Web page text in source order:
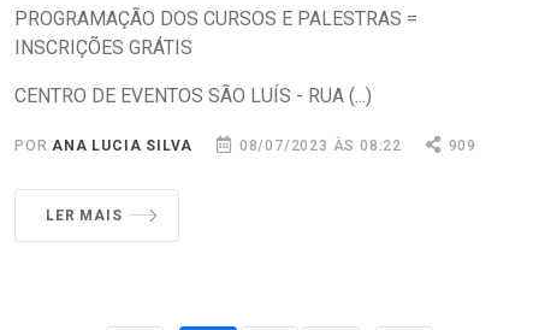
PROGRAMAÇÃO DOS CURSOS E PALESTRAS =
INSCRIÇÕES GRÁTIS
CENTRO DE EVENTOS SÃO LUÍS - RUA (...)
PORANA LUCIA SILVA 08/07/2023 ÀS 08:22 909
LER MAIS